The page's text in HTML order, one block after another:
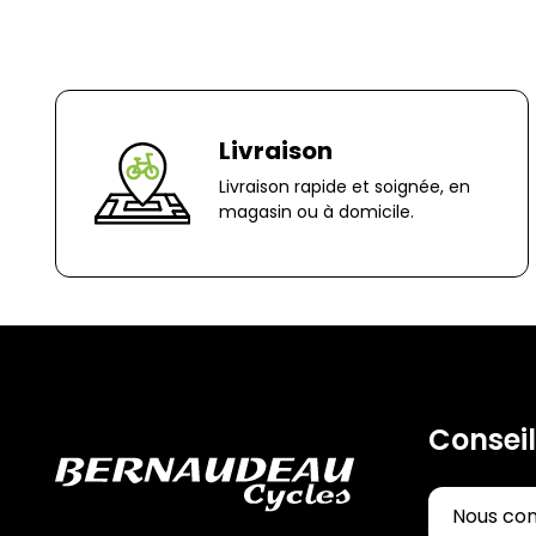
Livraison
Livraison rapide et soignée, en
magasin ou à domicile.
Nous